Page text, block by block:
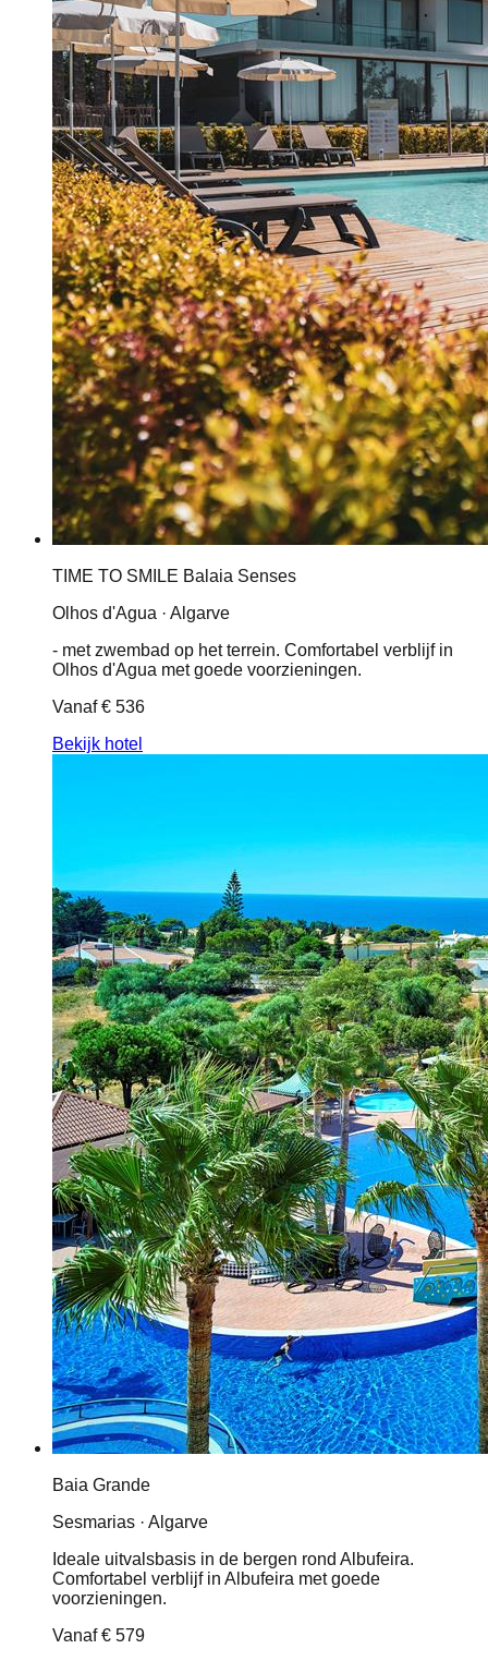
TIME TO SMILE Balaia Senses
Olhos d'Agua · Algarve
- met zwembad op het terrein. Comfortabel verblijf in
Olhos d'Agua met goede voorzieningen.
Vanaf€ 536
Bekijk hotel
Baia Grande
Sesmarias · Algarve
Ideale uitvalsbasis in de bergen rond Albufeira.
Comfortabel verblijf in Albufeira met goede
voorzieningen.
Vanaf€ 579